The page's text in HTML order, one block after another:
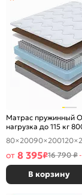
Матрас пружинный
нагрузка до 115 кг
80×20090×200
от 8 395₽16 790 ₽
В корзину